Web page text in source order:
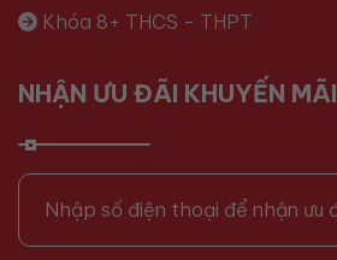
Khóa 8+ THCS - THPT
NHẬN ƯU ĐÃI KHUYẾN MÃI